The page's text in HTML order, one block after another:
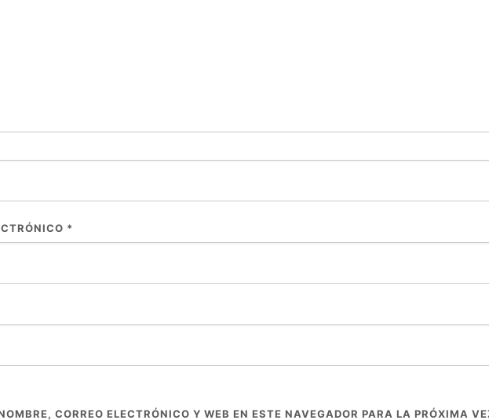
*
CORREO ELECTRÓNICO Y WEB EN ESTE NAVEGADOR PARA LA PRÓXIMA